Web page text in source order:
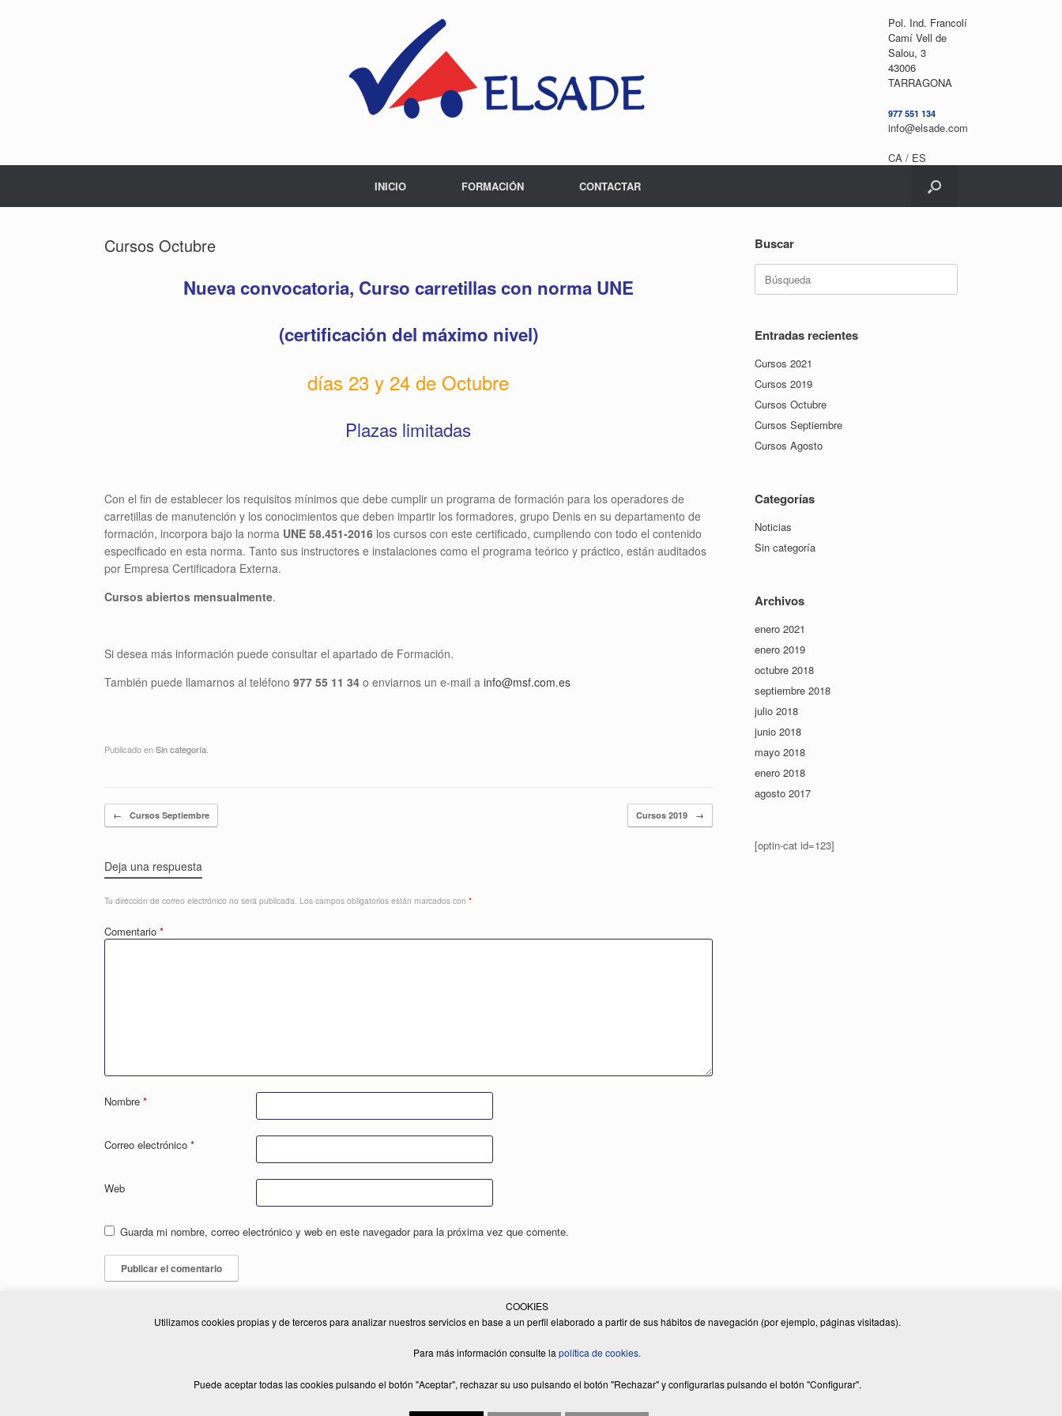
Pol. Ind. Francolí
Camí Vell de
Salou, 3
43006
TARRAGONA
977 551 134
info@elsade.com
CA / ES
INICIO
FORMACIÓN CONTACTAR
Cursos Octubre
Nueva convocatoria, Curso carretillas con norma UNE
(certificación del máximo nivel)
días 23 y 24 de Octubre
Plazas limitadas
Con el fin de establecer los requisitos mínimos que debe cumplir un programa de formación para los operadores de
carretillas de manutención y los conocimientos que deben impartir los formadores, grupo Denis en su departamento de
formación, incorpora bajo la norma UNE 58.451-2016 los cursos con este certificado, cumpliendo con todo el contenido
especificado en esta norma. Tanto sus instructores e instalaciones como el programa teórico y práctico, están auditados
por Empresa Certificadora Externa.
Cursos abiertos mensualmente.
Si desea más información puede consultar el apartado de Formación.
También puede llamarnos al teléfono 977 55 11 34 o enviarnos un e-mail a info@msf.com.es
Publicado enSin categoría.
Navegador de artículos
← Cursos Septiembre Cursos 2019 →
Deja una respuesta
Tu dirección de correo electrónico no será publicada. Los campos obligatorios están marcados con *
Comentario *
Nombre *
Correo electrónico *
Web
Guarda mi nombre, correo electrónico y web en este navegador para la próxima vez que comente.
Buscar
Buscar:
Entradas recientes
Cursos 2021
Cursos 2019
Cursos Octubre
Cursos Septiembre
Cursos Agosto
Categorías
Noticias
Sin categoría
Archivos
enero 2021
enero 2019
octubre 2018
septiembre 2018
julio 2018
junio 2018
mayo 2018
enero 2018
agosto 2017
[optin-cat id=123]
© 2026 ELSADE MANUTENCIÓ, S.L. | Todos los derechos reservados | Diseño Web:Equip Creatiu|Aviso legal |Política de privacitat|Política de cookies
Un Tema deSiteOrigin
COOKIES
Utilizamos cookies propias y de terceros para analizar nuestros servicios en base a un perfil elaborado a partir de sus hábitos de navegación (por ejemplo, páginas visitadas).
Para más información consulte lapolítica de cookies.
Puede aceptar todas las cookies pulsando el botón "Aceptar", rechazar su uso pulsando el botón "Rechazar" y configurarlas pulsando el botón "Configurar".